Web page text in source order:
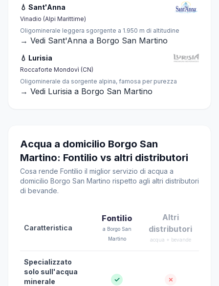
💧 Sant'Anna
Vinadio (Alpi Marittime)
Oligominerale leggera sgorgente a 1.950 m di altitudine
→ Vedi Sant'Anna a Borgo San Martino
💧 Lurisia
Roccaforte Mondovì (CN)
Oligominerale da sorgente alpina, famosa per purezza
→ Vedi Lurisia a Borgo San Martino
Acqua a domicilio Borgo San
Martino: Fontilio vs altri distributori
Cosa rende Fontilio il miglior servizio di acqua a
domicilio Borgo San Martino rispetto agli altri distributori
di bevande.
Caratteristica
Fontilio
a Borgo San
Martino
Altri
distributori
acqua + bevande
Specializzato
solo sull'acqua
minerale
✓ ✗